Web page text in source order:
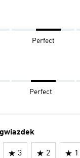
Perfect
Perfect
3 2 1